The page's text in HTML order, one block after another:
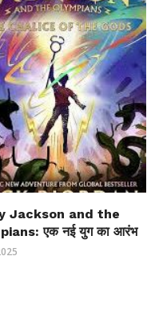
Jackson and the
एक नई युग का आरंभ